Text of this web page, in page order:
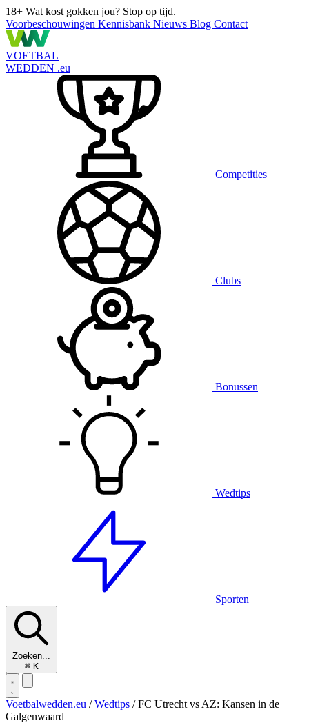
18+ Wat kost gokken jou? Stop op tijd.
Voorbeschouwingen Kennisbank Nieuws Blog Contact
VOETBAL
WEDDEN .eu
Competities
Clubs
Bonussen
Wedtips
Sporten
Zoeken...
⌘ K
Voetbalwedden.eu / Wedtips / FC Utrecht vs AZ: Kansen in de
Galgenwaard